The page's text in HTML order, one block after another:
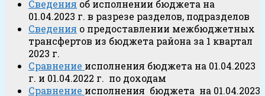
Сведения об исполнении бюджета на
01.04.2023 г. в разрезе разделов, подразделов
Сведения о предоставлении межбюджетных
трансфертов из бюджета района за 1 квартал
2023 г.
Сравнение исполнения бюджета на 01.04.2023
г. и 01.04.2022 г. по доходам
Сравнение исполнения бюджета на 01.04.2023